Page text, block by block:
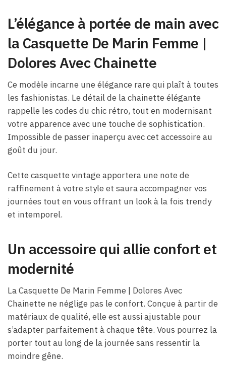
L’élégance à portée de main avec
la Casquette De Marin Femme​ |
Dolores Avec Chainette
Ce modèle incarne une élégance rare qui plaît à toutes
les fashionistas. Le détail de la chainette élégante
rappelle les codes du chic rétro, tout en modernisant
votre apparence avec une touche de sophistication.
Impossible de passer inaperçu avec cet accessoire au
goût du jour.
Cette casquette vintage apportera une note de
raffinement à votre style et saura accompagner vos
journées tout en vous offrant un look à la fois trendy
et intemporel.
Un accessoire qui allie confort et
modernité
La Casquette De Marin Femme​ | Dolores Avec
Chainette ne néglige pas le confort. Conçue à partir de
matériaux de qualité, elle est aussi ajustable pour
s’adapter parfaitement à chaque tête. Vous pourrez la
porter tout au long de la journée sans ressentir la
moindre gêne.